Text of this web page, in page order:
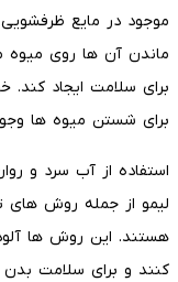
موجود در مایع
ماندن آن ها روی میوه
برای سلامت ایجاد
برای شستن میوه ها
استفاده از آب سرد و
لیمو از جمله روش های
هستند. این روش ها
کنند و برای سلامت بدن